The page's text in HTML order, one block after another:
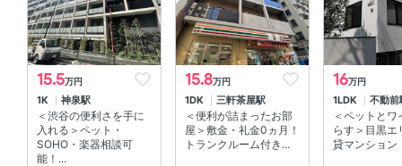
室内設備
室内洗濯機置場 、 エアコン
部屋の特徴
全居室フローリング 、 角部屋 、 メゾネット 、 南向き
15.5万円
1K 神泉駅
＜渋谷の便利さを手に
入れる＞ペット・
SOHO・楽器相談可
能！...
15.8万円
1DK 三軒茶屋駅
＜便利が詰まったお部
屋＞敷金・礼金0ヵ月！
トランクルーム付き...
16万円
1LDK 不動前
＜ペットとワ
らす＞目黒エ
貸マンション